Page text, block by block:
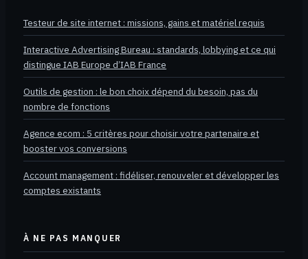
Testeur de site internet : missions, gains et matériel requis
Interactive Advertising Bureau : standards, lobbying et ce qui
distingue IAB Europe d’IAB France
Outils de gestion : le bon choix dépend du besoin, pas du
nombre de fonctions
Agence ecom : 5 critères pour choisir votre partenaire et
booster vos conversions
Account management : fidéliser, renouveler et développer les
comptes existants
À NE PAS MANQUER